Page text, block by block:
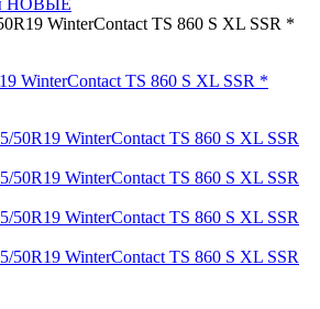
НОВЫЕ
WinterContact TS 860 S XL SSR *